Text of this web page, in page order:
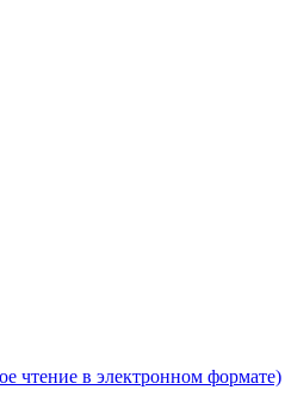
чтение в электронном формате)